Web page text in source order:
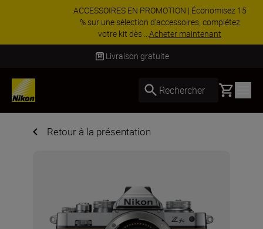
ACCESSOIRES EN PROMOTION | Économisez 15
% sur une sélection d’accessoires, complétez
votre kit dès ...Acheter maintenant
Livraison sous 4 à 6 jours ouvrés
Rechercher Basket
Retour à la présentation